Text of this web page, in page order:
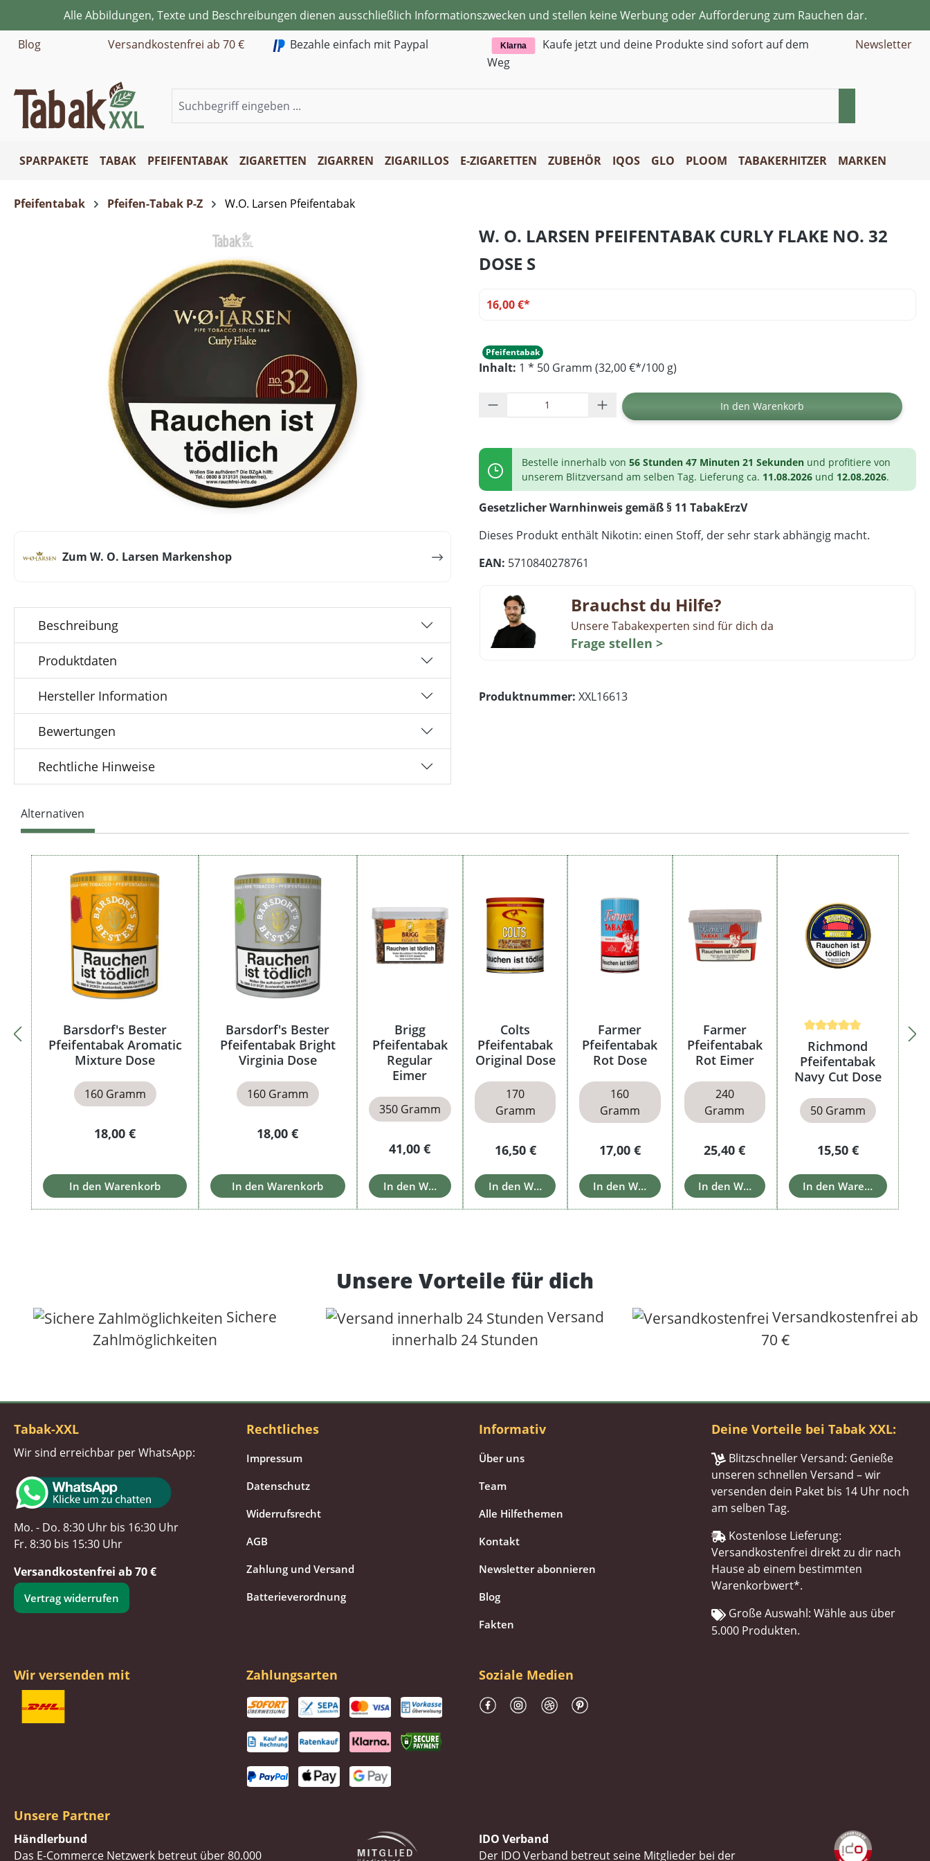
Hauptinhalt springen
Zur Suche springen
Zur Hauptnavigation springen
Alle Abbildungen, Texte und Beschreibungen dienen ausschließlich Informationszwecken und stellen keine Werbung oder Aufforderung zum Rauchen dar.
Blog
Versandkostenfrei ab 70 € Bezahle einfach mit Paypal Klarna
Kaufe jetzt und deine Produkte sind sofort auf dem
Weg
Newsletter
SPARPAKETE TABAK PFEIFENTABAK ZIGARETTEN ZIGARREN ZIGARILLOS E-ZIGARETTEN ZUBEHÖR IQOS GLO PLOOM TABAKERHITZER MARKEN
Pfeifentabak Pfeifen-Tabak P-Z W.O. Larsen Pfeifentabak
Zum W. O. Larsen Markenshop
Beschreibung
Produktdaten
Hersteller Information
Bewertungen
Rechtliche Hinweise
W. O. LARSEN PFEIFENTABAK CURLY FLAKE NO. 32
DOSE S
16,00 €*
Pfeifentabak
Inhalt: 1 * 50 Gramm (32,00 €*/100 g)
Produkt Anzahl: Gib den gewünschten Wert ein oder
In den Warenkorb
Bestelle innerhalb von 56 Stunden 47 Minuten 20 Sekunden und profitiere von
unserem Blitzversand am selben Tag. Lieferung ca. 11.08.2026 und 12.08.2026.
Gesetzlicher Warnhinweis gemäß § 11 TabakErzV
Dieses Produkt enthält Nikotin: einen Stoff, der sehr stark abhängig macht.
EAN: 5710840278761
Brauchst du Hilfe?
Unsere Tabakexperten sind für dich da
Frage stellen >
Produktnummer: XXL16613
Alternativen
Produktgalerie überspringen
Barsdorf's Bester
Pfeifentabak Aromatic
Mixture Dose
160 Gramm
Regulärer Preis:
18,00 €
In den Warenkorb
Barsdorf's Bester
Pfeifentabak Bright
Virginia Dose
160 Gramm
Regulärer Preis:
18,00 €
In den Warenkorb
Brigg
Pfeifentabak
Regular
Eimer
350 Gramm
Regulärer Preis:
41,00 €
In den Warenkorb
Colts
Pfeifentabak
Original Dose
170
Gramm
Regulärer Preis:
16,50 €
In den Warenkorb
Farmer
Pfeifentabak
Rot Dose
160
Gramm
Regulärer Preis:
17,00 €
In den Warenkorb
Farmer
Pfeifentabak
Rot Eimer
240
Gramm
Regulärer Preis:
25,40 €
In den Warenkorb
Durchschnittliche
Richmond
Pfeifentabak
Navy Cut Dose
50 Gramm
Regulärer Preis:
15,50 €
In den Warenkorb
Unsere Vorteile für dich
Sichere
Zahlmöglichkeiten
Versand
innerhalb 24 Stunden
Versandkostenfrei ab
70 €
Tabak-XXL
Wir sind erreichbar per WhatsApp:
Mo. - Do. 8:30 Uhr bis 16:30 Uhr
Fr. 8:30 bis 15:30 Uhr
Versandkostenfrei ab 70 €
Vertrag widerrufen
Rechtliches
Impressum
Datenschutz
Widerrufsrecht
AGB
Zahlung und Versand
Batterieverordnung
Informativ
Über uns
Team
Alle Hilfethemen
Kontakt
Newsletter abonnieren
Blog
Fakten
Deine Vorteile bei Tabak XXL:
Blitzschneller Versand: Genieße
unseren schnellen Versand – wir
versenden dein Paket bis 14 Uhr noch
am selben Tag.
Kostenlose Lieferung:
Versandkostenfrei direkt zu dir nach
Hause ab einem bestimmten
Warenkorbwert*.
Große Auswahl: Wähle aus über
5.000 Produkten.
Wir versenden mit Zahlungsarten Soziale Medien
Unsere Partner
Händlerbund
Das E-Commerce Netzwerk betreut über 80.000
IDO Verband
Der IDO Verband betreut seine Mitglieder bei der